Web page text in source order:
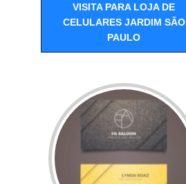
VISITA PARA LOJA DE
CELULARES JARDIM SÃO
PAULO